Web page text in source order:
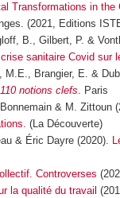
Transformations in
(2021, Editions
B., Gilbert, P. &
sanitaire Covid sur
M.E., Brangier, E. &
notions clefs. Paris
& M. Zittoun
. (La Découverte)
& Éric Dayre (2020).
Controverses
la qualité du travai l